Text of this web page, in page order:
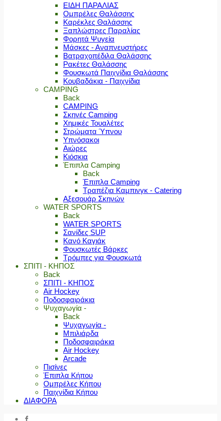
ΕΙΔΗ ΠΑΡΑΛΙΑΣ
Ομπρέλες Θαλάσσης
Καρέκλες Θαλάσσης
Ξαπλώστρες Παραλίας
Φορητά Ψυγεία
Μάσκες - Αναπνευστήρες
Βατραχοπέδιλα Θαλάσσης
Ρακέτες Θαλάσσης
Φουσκωτά Παιχνίδια Θαλάσσης
Κουβαδάκια - Παιχνίδια
CAMPING
Back
CAMPING
Σκηνές Camping
Χημικές Τουαλέτες
Στρώματα Ύπνου
Υπνόσακοι
Αιώρες
Κιόσκια
Έπιπλα Camping
Back
Έπιπλα Camping
Τραπέζια Καμπινγκ - Catering
Αξεσουάρ Σκηνών
WATER SPORTS
Back
WATER SPORTS
Σανίδες SUP
Κανό Καγιάκ
Φουσκωτές Βάρκες
Τρόμπες για Φουσκωτά
ΣΠΙΤΙ - ΚΗΠΟΣ
Back
ΣΠΙΤΙ - ΚΗΠΟΣ
Air Hockey
Ποδοσφαιράκια
Ψυχαγωγία -
Back
Ψυχαγωγία -
Μπιλιάρδα
Ποδοσφαιράκια
Air Hockey
Arcade
Πισίνες
Έπιπλα Κήπου
Ομπρέλες Κήπου
Παιχνίδια Κήπου
ΔΙΑΦΟΡΑ